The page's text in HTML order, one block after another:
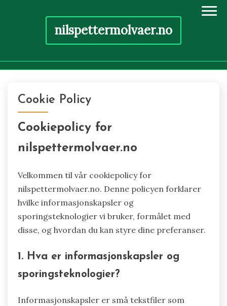
nilspettermolvaer.no
contentCookie Policy
Cookiepolicy for
nilspettermolvaer.no
Velkommen til vår cookiepolicy for
nilspettermolvaer.no. Denne policyen forklarer
hvilke informasjonskapsler og
sporingsteknologier vi bruker, formålet med
disse, og hvordan du kan styre dine preferanser.
1. Hva er informasjonskapsler og
sporingsteknologier?
Informasjonskapsler er små tekstfiler som